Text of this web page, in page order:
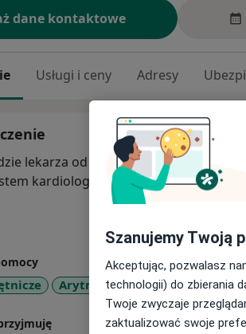
dane kontaktowe
Usługi i ceny Adresy
lekarza od roku 1990.
kardiologiem.
Arytmia Niewydolność serca
Szanujemy Twoją
Akceptując, pozwalasz
technologii) do zbierania
Twoje zwyczaje
zaktualizować swoje